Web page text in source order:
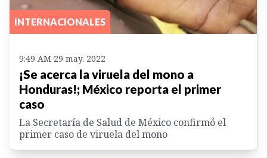
INTERNACIONALES
9:49 AM 29 may. 2022
¡Se acerca la viruela del mono a
Honduras!; México reporta el primer
caso
La Secretaría de Salud de México confirmó el
primer caso de viruela del mono